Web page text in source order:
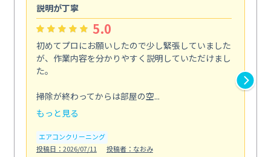
説明が丁寧
5.0
初めてプロにお願いしたので少し緊張していました
が、作業内容を分かりやすく説明していただけまし
た。
掃除が終わってからは部屋の空...
もっと見る
エアコンクリーニング
投稿日：2026/07/11
投稿者：なおみ